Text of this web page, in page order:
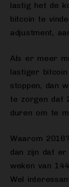
lastig het de
bitcoin te
adjustment,
Als er meer
lastiger
stoppen, dan
te zorgen dat
duren om te
Waarom
dan zijn dat
weken van
Wel